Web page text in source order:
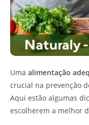
Uma alimentação
crucial na prevenção
Aqui estão algumas
escolherem a melhor